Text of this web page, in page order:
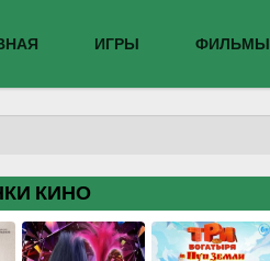
ИГРЫ ФИЛЬМЫ
КИНО